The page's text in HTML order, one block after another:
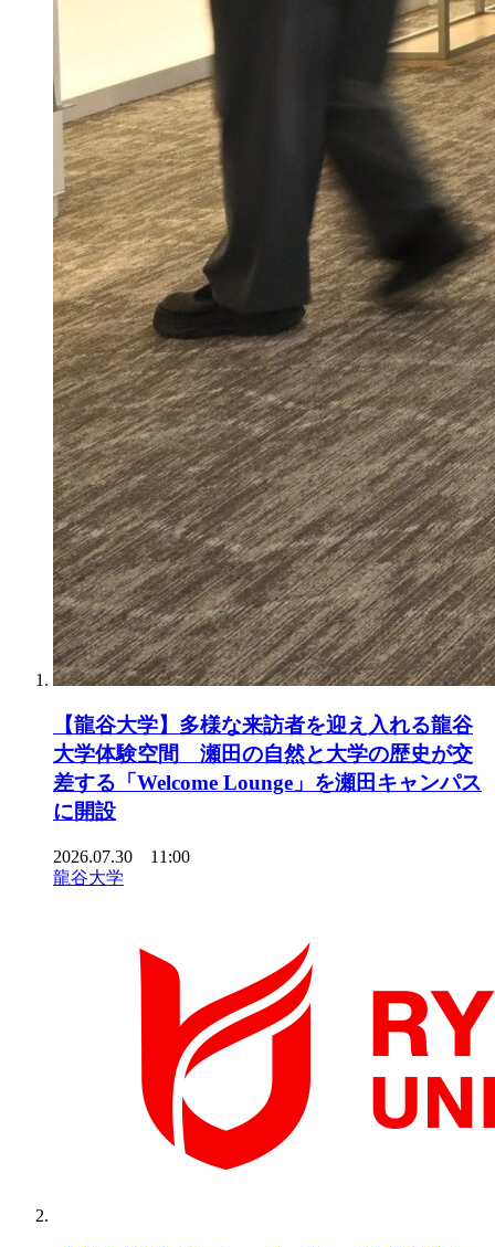
【龍谷大学】多様な来訪者を迎え入れる龍谷
大学体験空間 瀬田の自然と大学の歴史が交
差する「Welcome Lounge」を瀬田キャンパス
に開設
2026.07.30 11:00
龍谷大学